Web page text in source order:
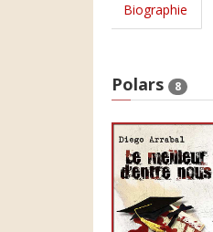
Biographie
Polars 8